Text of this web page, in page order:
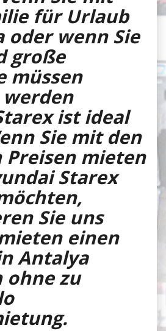
für Urlaub
oder wenn Sie
große
müssen
ist ideal
Sie mit den
Preisen mieten
Starex
Sie uns
einen
Antalya
ohne zu